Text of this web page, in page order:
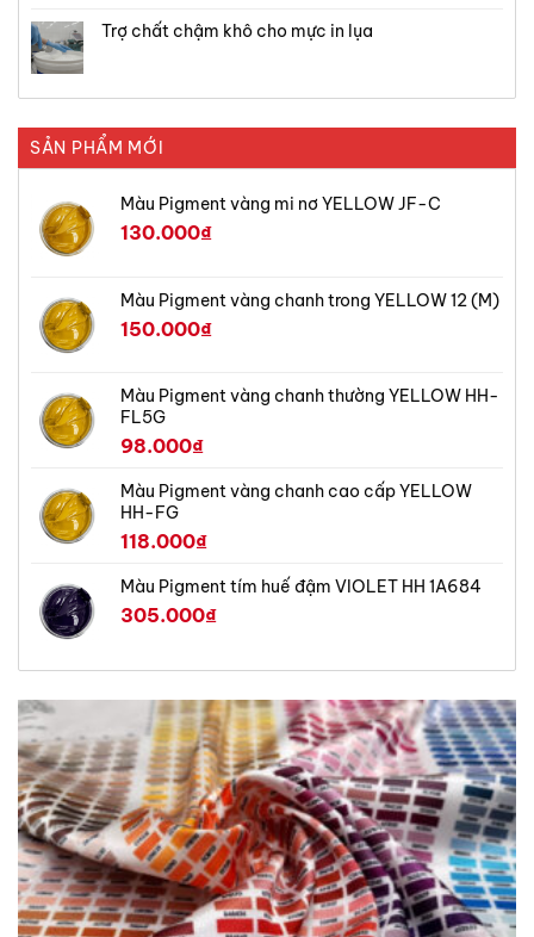
Trợ chất chậm khô cho mực in lụa
SẢN PHẨM MỚI
Màu Pigment vàng mi nơ YELLOW JF-C
130.000₫
Màu Pigment vàng chanh trong YELLOW 12 (M)
150.000₫
Màu Pigment vàng chanh thường YELLOW HH-
FL5G
98.000₫
Màu Pigment vàng chanh cao cấp YELLOW
HH-FG
118.000₫
Màu Pigment tím huế đậm VIOLET HH 1A684
305.000₫